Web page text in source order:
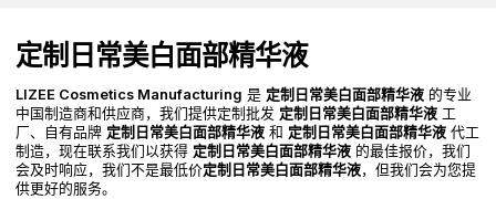
定制日常美白面部精华液
LIZEE Cosmetics Manufacturing 是 定制日常美白面部精华液 的专业
中国制造商和供应商，我们提供定制批发 定制日常美白面部精华液 工
厂、自有品牌 定制日常美白面部精华液 和 定制日常美白面部精华液 代工
制造，现在联系我们以获得 定制日常美白面部精华液 的最佳报价，我们
会及时响应，我们不是最低价定制日常美白面部精华液，但我们会为您提
供更好的服务。